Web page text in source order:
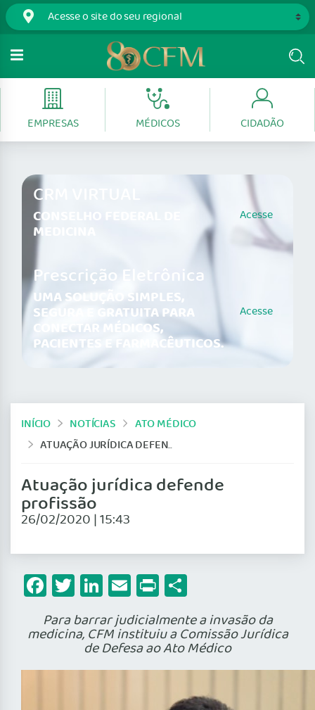
EMPRESAS MÉDICOS CIDADÃO
CRM VIRTUAL
CONSELHO FEDERAL DE
MEDICINA
Acesse
Prescrição Eletrônica
UMA SOLUÇÃO SIMPLES,
SEGURA E GRATUITA PARA
CONECTAR MÉDICOS,
PACIENTES E FARMACÊUTICOS.
Acesse
INÍCIO NOTÍCIAS
ATO MÉDICO
ATUAÇÃO JURÍDICA DEFENDE PROFISSÃO
Atuação jurídica defende
profissão
26/02/2020 | 15:43
Facebook
Twitter
LinkedIn
Email
Print
Para barrar judicialmente a invasão da
medicina, CFM instituiu a Comissão Jurídica
de Defesa ao Ato Médico